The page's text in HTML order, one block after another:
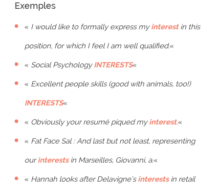
Exemples
« I would like to formally express myinterestin this
position, for which I feel I am well qualified.«
« Social PsychologyINTERESTS«
« Excellent people skills (good with animals, too!)
INTERESTS«
« Obviously your resumé piqued myinterest.«
« Fat Face Sal : And last but not least, representing
ourinterestsin Marseilles, Giovanni, a.«
« Hannah looks after Delavigne’s interestsin retail